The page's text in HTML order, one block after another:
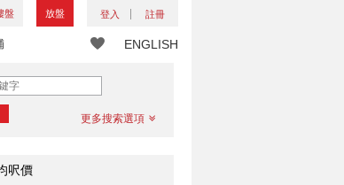
盤 放盤 登入 註冊
ENGLISH
更多搜索選項
呎價